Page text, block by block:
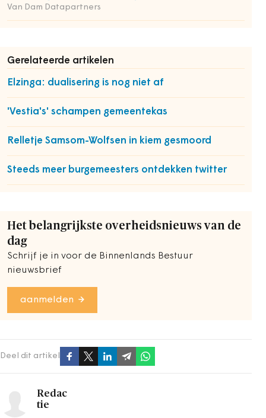
Van Dam Datapartners
Gerelateerde artikelen
Elzinga: dualisering is nog niet af
'Vestia's' schampen gemeentekas
Relletje Samsom-Wolfsen in kiem gesmoord
Steeds meer burgemeesters ontdekken twitter
Het belangrijkste overheidsnieuws van de
dag
Schrijf je in voor de Binnenlands Bestuur
nieuwsbrief
aanmelden
Deel dit artikel
Redac
tie